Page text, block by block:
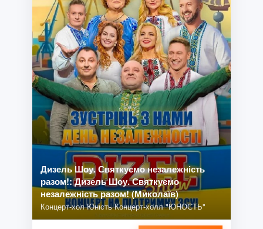
Дизель Шоу. Святкуємо незалежність
разом!: Дизель Шоу. Святкуємо
незалежність разом! (Миколаїв)
Концерт-хол Юність Концерт-холл "ЮНОСТЬ"